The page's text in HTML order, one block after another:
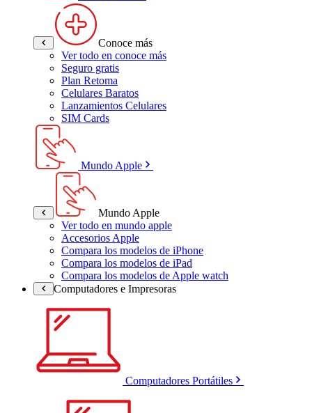
Conoce más
Ver todo en conoce más
Seguro gratis
Plan Retoma
Celulares Baratos
Lanzamientos Celulares
SIM Cards
Mundo Apple
Mundo Apple
Ver todo en mundo apple
Accesorios Apple
Compara los modelos de iPhone
Compara los modelos de iPad
Compara los modelos de Apple watch
Computadores e Impresoras
Computadores Portátiles